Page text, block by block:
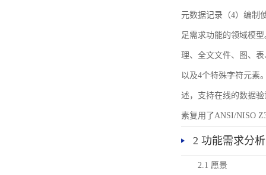
元数据记录（4）编制
足需求功能的领域模
理、全文文件、图、
以及4个特殊字符元素
述，支持在线的数据
素复用了ANSI/NISO
2 功能需求分析
2.1 愿景